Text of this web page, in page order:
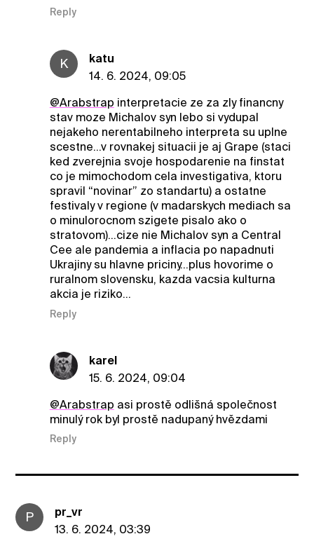
Reply
K
katu
14. 6. 2024, 09:05
@Arabstrap interpretacie ze za zly financny
stav moze Michalov syn lebo si vydupal
nejakeho nerentabilneho interpreta su uplne
scestne…v rovnakej situacii je aj Grape (staci
ked zverejnia svoje hospodarenie na finstat
co je mimochodom cela investigativa, ktoru
spravil “novinar” zo standartu) a ostatne
festivaly v regione (v madarskych mediach sa
o minulorocnom szigete pisalo ako o
stratovom)…cize nie Michalov syn a Central
Cee ale pandemia a inflacia po napadnuti
Ukrajiny su hlavne priciny…plus hovorime o
ruralnom slovensku, kazda vacsia kulturna
akcia je riziko…
Reply
karel
15. 6. 2024, 09:04
@Arabstrap asi prostě odlišná společnost
minulý rok byl prostě nadupaný hvězdami
Reply
P
pr_vr
13. 6. 2024, 03:39